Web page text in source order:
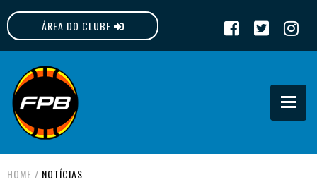
ÁREA DO CLUBE
FPB
HOME / NOTÍCIAS